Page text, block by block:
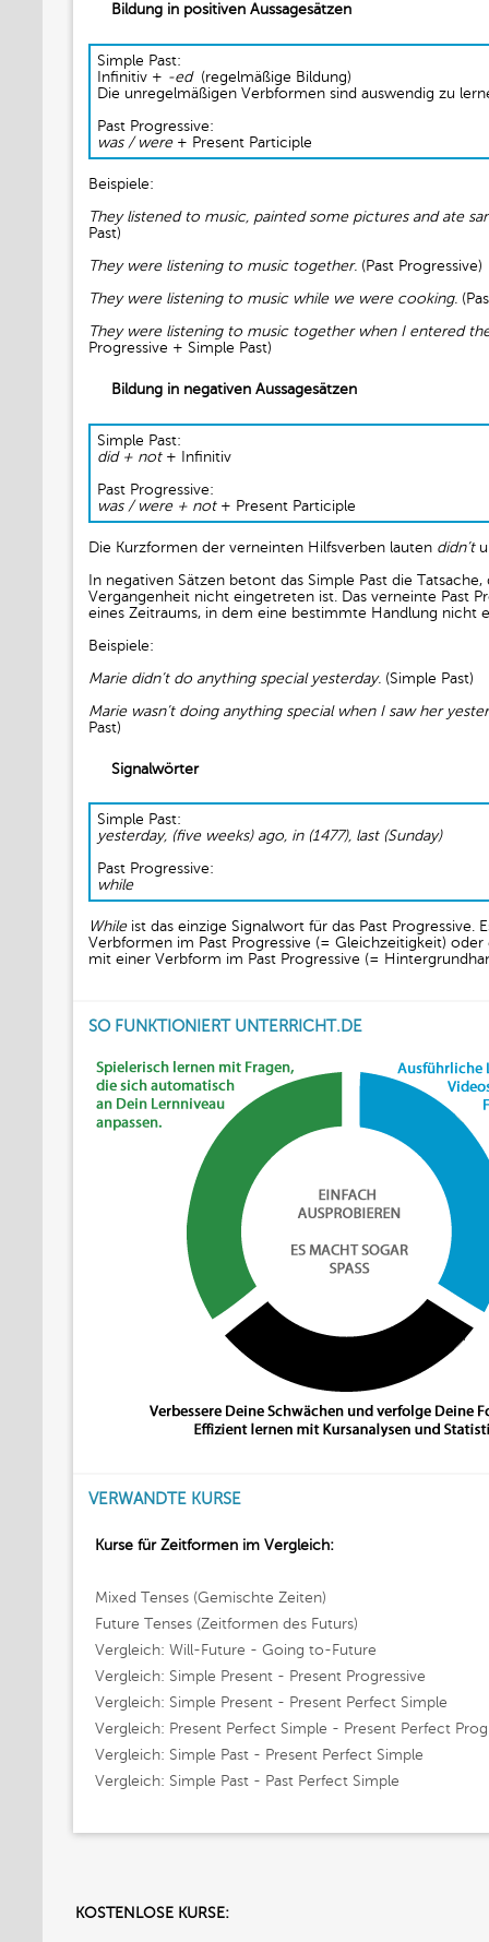
Bildung in positiven Aussagesätzen
Simple Past:
Infinitiv + -ed(regelmäßige Bildung)
Die unregelmäßigen Verbformen sind auswendig zu
Past Progressive:
was / were+ Present Participle
Beispiele:
They listened to music, painted some pictures and ate
Past)
They were listening to music together. (Past Progressive)
They were listening to music while we were cooking.
They were listening to music together when I entered
Progressive + Simple Past)
Bildung in negativen Aussagesätzen
Simple Past:
did + not+ Infinitiv
Past Progressive:
was / were + not+ Present Participle
Die Kurzformen der verneinten Hilfsverben lauten didn’t
In negativen Sätzen betont das Simple Past die
Vergangenheit nicht eingetreten ist. Das verneinte Past
eines Zeitraums, in dem eine bestimmte Handlung nicht
Beispiele:
Marie didn’t do anything special yesterday. (Simple Past)
Marie wasn’t doing anything special when I saw her
Past)
Signalwörter
Simple Past:
yesterday, (five weeks) ago, in (1477), last (Sunday)
Past Progressive:
while
Whileist das einzige Signalwort für das Past Progressive.
Verbformen im Past Progressive (= Gleichzeitigkeit)
mit einer Verbform im Past Progressive (=
SO FUNKTIONIERT UNTERRICHT.DE
VERWANDTE KURSE
Kurse für Zeitformen im Vergleich:
Mixed Tenses (Gemischte Zeiten)
Future Tenses (Zeitformen des Futurs)
Vergleich: Will-Future - Going to-Future
Vergleich: Simple Present - Present Progressive
Vergleich: Simple Present - Present Perfect Simple
Vergleich: Present Perfect Simple - Present Perfect
Vergleich: Simple Past - Present Perfect Simple
Vergleich: Simple Past - Past Perfect Simple
KOSTENLOSE KURSE: